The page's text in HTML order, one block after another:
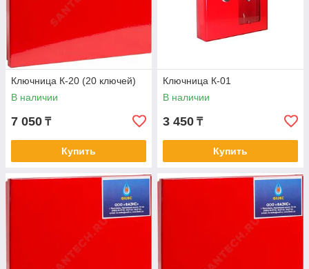
Ключница К-20 (20 ключей)
В наличии
7 050 ₸
Купить
Ключница К-01
В наличии
3 450 ₸
Купить